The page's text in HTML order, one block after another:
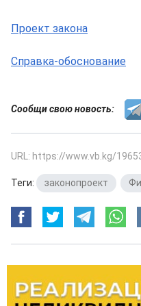
Проект закона
Справка-обоснование
Сообщи свою новость:
URL: https://www.vb.kg/
Теги: законопроект